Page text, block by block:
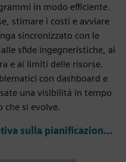
in modo efficiente.
stimare i costi e avviare
sincronizzato con le
sfide ingegneristiche, ai
e ai limiti delle risorse.
con dashboard e
una visibilità in tempo
che si evolve.
Visualizza la scheda informativa sulla pianificazione del programma